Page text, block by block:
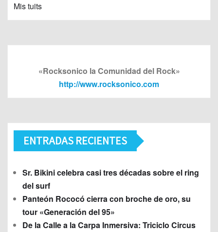
Mis tuits
«Rocksonico la Comunidad del Rock»
http://www.rocksonico.com
ENTRADAS RECIENTES
Sr. Bikini celebra casi tres décadas sobre el ring
del surf
Panteón Rococó cierra con broche de oro, su
tour «Generación del 95»
De la Calle a la Carpa Inmersiva: Triciclo Circus